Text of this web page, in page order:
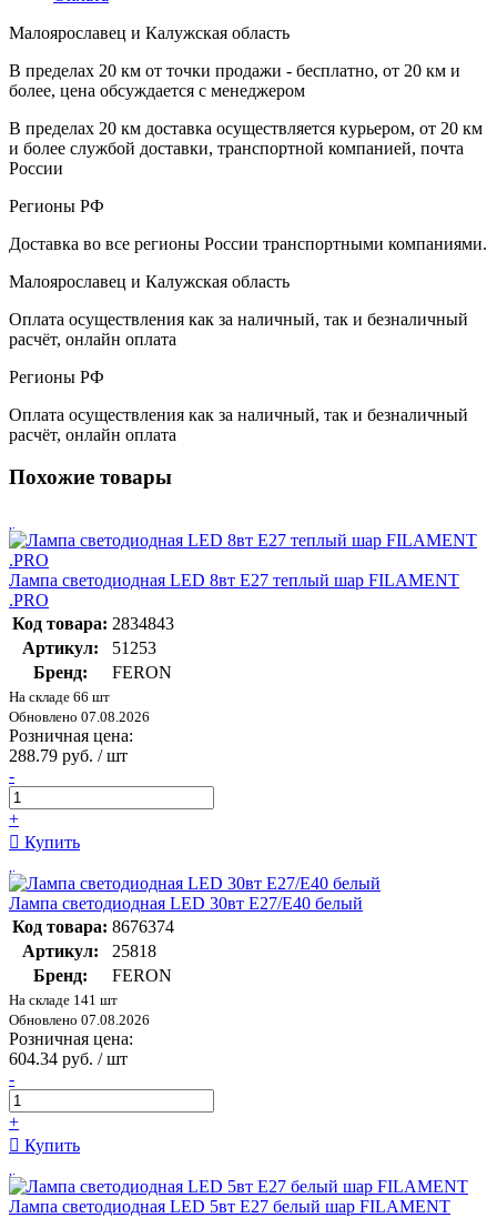
Малоярославец и Калужская область
В пределах 20 км от точки продажи - бесплатно, от 20 км и
более, цена обсуждается с менеджером
В пределах 20 км доставка осуществляется курьером, от 20 км
и более службой доставки, транспортной компанией, почта
России
Регионы РФ
Доставка во все регионы России транспортными компаниями.
Малоярославец и Калужская область
Оплата осуществления как за наличный, так и безналичный
расчёт, онлайн оплата
Регионы РФ
Оплата осуществления как за наличный, так и безналичный
расчёт, онлайн оплата
Похожие товары
Лампа светодиодная LED 8вт Е27 теплый шар FILAMENT
.PRO
Код товара: 2834843
Артикул:
51253
Бренд:
FERON
На складе 66 шт
Обновлено 07.08.2026
Розничная цена:
288.79 руб. / шт
-
+
Купить
Лампа светодиодная LED 30вт E27/E40 белый
Код товара: 8676374
Артикул:
25818
Бренд:
FERON
На складе 141 шт
Обновлено 07.08.2026
Розничная цена:
604.34 руб. / шт
-
+
Купить
Лампа светодиодная LED 5вт Е27 белый шар FILAMENT